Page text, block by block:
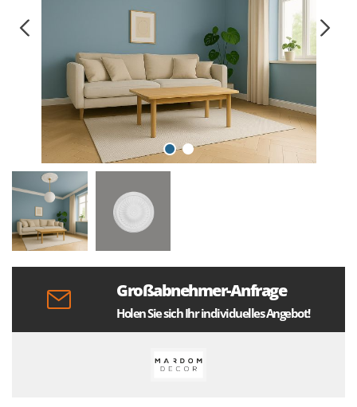
Großabnehmer-Anfrage
Holen Sie sich Ihr individuelles Angebot!